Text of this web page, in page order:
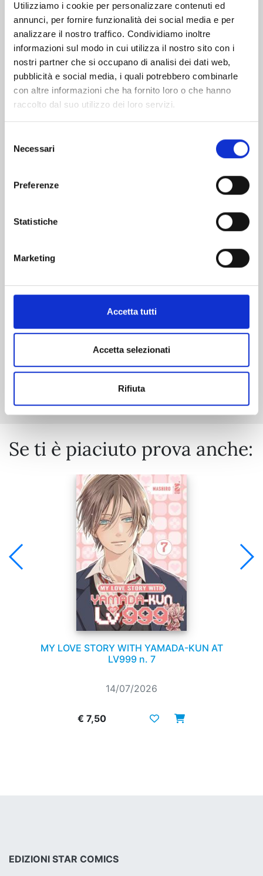
Utilizziamo i cookie per personalizzare contenuti ed
annunci, per fornire funzionalità dei social media e per
analizzare il nostro traffico. Condividiamo inoltre
informazioni sul modo in cui utilizza il nostro sito con i
nostri partner che si occupano di analisi dei dati web,
pubblicità e social media, i quali potrebbero combinarle
con altre informazioni che ha fornito loro o che hanno
raccolto dal suo utilizzo dei loro servizi.
delNecessari
Preferenze
Statistiche
Marketing
Accetta tutti
Accetta selezionati
Rifiuta
Altri volumi della serie
Mostra tutto
Se ti è piaciuto prova anche:
MY LOVE STORY WITH YAMADA-KUN AT
LV999 n. 7
14/07/2026
€ 7,50
EDIZIONI STAR COMICS